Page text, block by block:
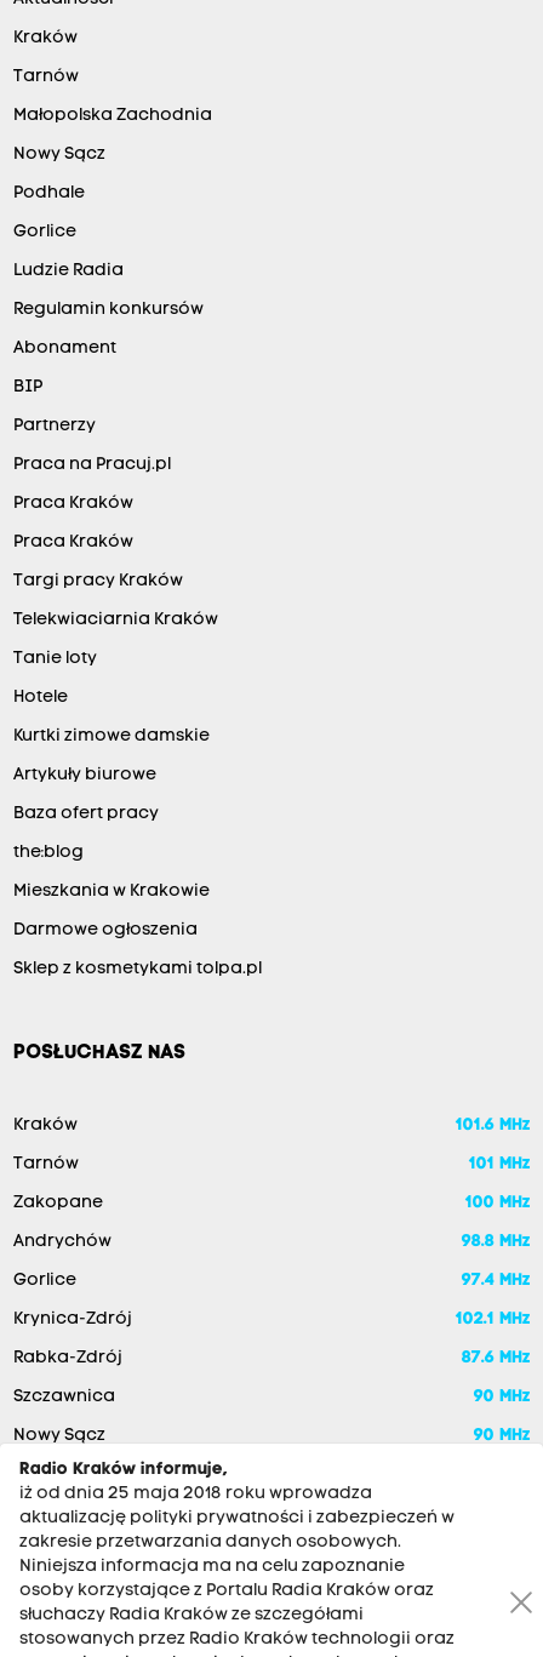
Kraków
Tarnów
Małopolska Zachodnia
Nowy Sącz
Podhale
Gorlice
Ludzie Radia
Regulamin konkursów
Abonament
BIP
Partnerzy
Praca na Pracuj.pl
Praca Kraków
Praca Kraków
Targi pracy Kraków
Telekwiaciarnia Kraków
Tanie loty
Hotele
Kurtki zimowe damskie
Artykuły biurowe
Baza ofert pracy
the:blog
Mieszkania w Krakowie
Darmowe ogłoszenia
Sklep z kosmetykami tolpa.pl
POSŁUCHASZ NAS
Kraków 101.6 MHz
Tarnów 101 MHz
Zakopane 100 MHz
Andrychów 98.8 MHz
Gorlice 97.4 MHz
Krynica-Zdrój 102.1 MHz
Rabka-Zdrój 87.6 MHz
Szczawnica 90 MHz
Nowy Sącz 90 MHz
Radio Kraków informuje,
iż od dnia 25 maja 2018 roku wprowadza
aktualizację polityki prywatności i zabezpieczeń w
zakresie przetwarzania danych osobowych.
Niniejsza informacja ma na celu zapoznanie
osoby korzystające z Portalu Radia Kraków oraz
słuchaczy Radia Kraków ze szczegółami
stosowanych przez Radio Kraków technologii oraz